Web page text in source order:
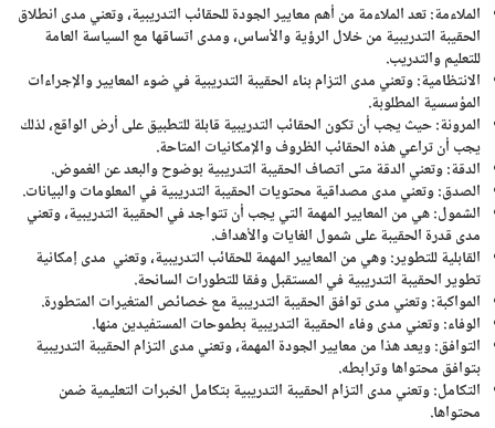
الملاءمة: تعد الملاءمة من أهم معايير الجودة للحقائب التدريبية، وتعني مدى انطلاق
الحقيبة التدريبية من خلال الرؤية والأساس، ومدى اتساقها مع السياسة العامة
للتعليم والتدريب.
الانتظامية: وتعني مدى التزام بناء الحقيبة التدريبية في ضوء المعايير والإجراءات
المؤسسية المطلوبة.
المرونة: حيث يجب أن تكون الحقائب التدريبية قابلة للتطبيق على أرض الواقع، لذلك
يجب أن تراعي هذه الحقائب الظروف والإمكانيات المتاحة.
الدقة: وتعني الدقة متى اتصاف الحقيبة التدريبية بوضوح والبعد عن الغموض.
الصدق: وتعني مدى مصداقية محتويات الحقيبة التدريبية في المعلومات والبيانات.
الشمول: هي من المعايير المهمة التي يجب أن تتواجد في الحقيبة التدريبية، وتعني
مدى قدرة الحقيبة على شمول الغايات والأهداف.
القابلية للتطوير: وهي من المعايير المهمة للحقائب التدريبية، وتعني مدى إمكانية
تطوير الحقيبة التدريبية في المستقبل وفقا للتطورات السانحة.
المواكبة: وتعني مدى توافق الحقيبة التدريبية مع خصائص المتغيرات المتطورة.
الوفاء: وتعني مدى وفاء الحقيبة التدريبية بطموحات المستفيدين منها.
التوافق: ويعد هذا من معايير الجودة المهمة، وتعني مدى التزام الحقيبة التدريبية
بتوافق محتواها وترابطه.
التكامل: وتعني مدى التزام الحقيبة التدريبية بتكامل الخبرات التعليمية ضمن
محتواها.